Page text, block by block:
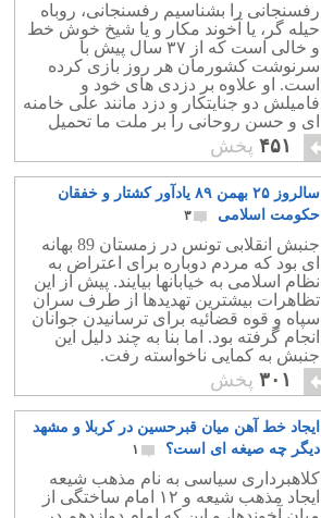
رفسنجانی را بشناسیم رفسنجانی، روباه
حیله گر، یا آخوند مکار و یا شیخ خوش خط
و خالی است که از ۳۷ سال پیش با
سرنوشت کشورمان هر روز بازی کرده
است. او علاوه بر دزدی های خود و
فامیلش دو جنایتکار و دزد مانند علی خامنه
ای و حسن روحانی را بر ملت ما تحمیل
کرده است.
۴۵۱ پخش
سالروز ۲۵ بهمن ۸۹ یادآور کشتار و خفقان
حکومت اسلامی
۳
جنبش انقلابی تونس در زمستان 89 بهانه
ای بود که مردم دوباره برای اعتراض به
نظام اسلامی به خیابانها بیایند. پیش از این
تظاهرات بیشترین تهدیدها از طرف سران
سپاه و قوه قضائیه برای ترسانیدن جوانان
انجام گرفته بود. اما بنا به چند دلیل این
جنبش به کمایی ناخواسته رفت.
۳۰۱ پخش
ایجاد خط آهن میان قبرحسین در کربلا و مشهد
دیگر چه صیغه ای است؟
۱
کلاهبرداری سیاسی به نام مذهب شیعه
ایجاد مذهب شیعه و ۱۲ امام ساختگی از